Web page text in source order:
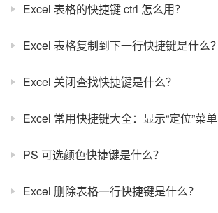
Excel 表格的快捷键 ctrl 怎么用？
Excel 表格复制到下一行快捷键是什么？
Excel 关闭查找快捷键是什么？
Excel 常用快捷键大全：显示“定位”菜单
PS 可选颜色快捷键是什么？
Excel 删除表格一行快捷键是什么？